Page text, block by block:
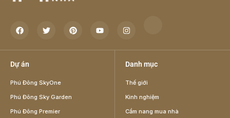
Dự án
Phú Đông SkyOne
Phú Đông Sky Garden
Phú Đông Premier
Danh mục
Thế giới
Kinh nghiệm
Cẩm nang mua nhà